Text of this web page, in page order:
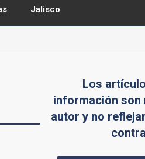
Jalisco
Los
información son
autor y no